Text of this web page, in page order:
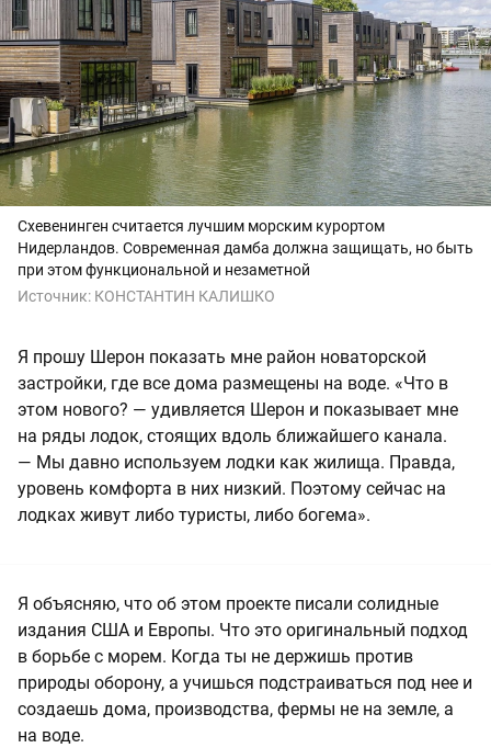
Схевенинген считается лучшим морским курортом
Нидерландов. Современная дамба должна защищать, но быть
при этом функциональной и незаметной
Источник: КОНСТАНТИН КАЛИШКО
Я прошу Шерон показать мне район новаторской
застройки, где все дома размещены на воде. «Что в
этом нового? — удивляется Шерон и показывает мне
на ряды лодок, стоящих вдоль ближайшего канала.
— Мы давно используем лодки как жилища. Правда,
уровень комфорта в них низкий. Поэтому сейчас на
лодках живут либо туристы, либо богема».
Я объясняю, что об этом проекте писали солидные
издания США и Европы. Что это оригинальный подход
в борьбе с морем. Когда ты не держишь против
природы оборону, а учишься подстраиваться под нее и
создаешь дома, производства, фермы не на земле, а
на воде.